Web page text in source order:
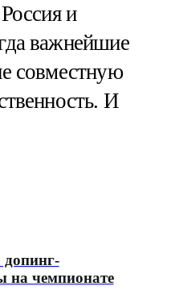
и
важнейшие
совместную
И
допинг-
на чемпионате